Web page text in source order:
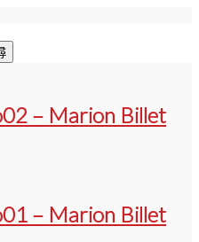
– Marion Billet
– Marion Billet